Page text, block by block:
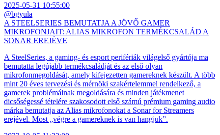
2025-05-31 10:55:00
@bgyula
A STEELSERIES BEMUTATJA A JÖVŐ GAMER
MIKROFONJAIT: ALIAS MIKROFON TERMÉKCSALÁD A
SONAR EREJÉVE
A SteelSeries, a gaming- és esport perifériák világelső gyártója ma
bemutatta legújabb termékcsaládját és az első olyan
mikrofonmegoldását, amely kifejezetten gamereknek készült. A több
mint 20 éves tervezési és mérnöki szakértelemmel rendelkező, a
gamerek problémáinak megoldására és minden játékmenet
dicsőségessé tételére szakosodott első számú prémium gaming audio
márka bemutatja az Alias mikrofonokat a Sonar for Streamers
erejével. Most „végre a gamereknek is van hangjuk”.